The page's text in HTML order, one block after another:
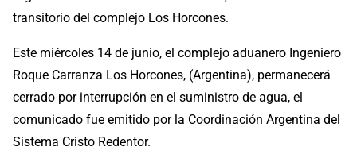
transitorio del complejo Los Horcones.
Este miércoles 14 de junio, el complejo aduanero Ingeniero
Roque Carranza Los Horcones, (Argentina), permanecerá
cerrado por interrupción en el suministro de agua, el
comunicado fue emitido por la Coordinación Argentina del
Sistema Cristo Redentor.